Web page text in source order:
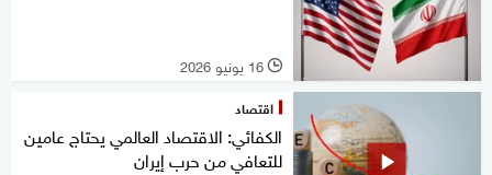
l 16 يونيو 2026
اقتصاد
الكفائي: الاقتصاد العالمي يحتاج عامين
للتعافي من حرب إيران